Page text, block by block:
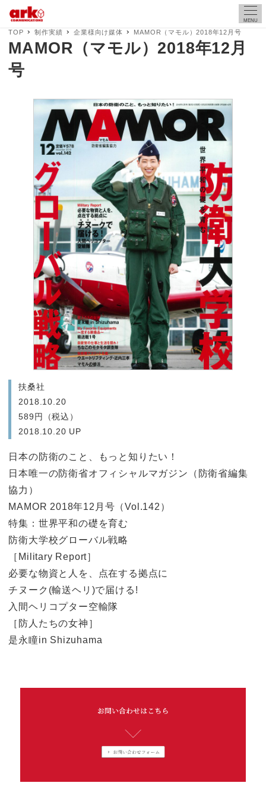
MENU
TOP 制作実績 企業様向け媒体 MAMOR（マモル）2018年12月号
MAMOR（マモル）2018年12月
号
扶桑社
2018.10.20
589円（税込）
2018.10.20 UP
日本の防衛のこと、もっと知りたい！
日本唯一の防衛省オフィシャルマガジン（防衛省編集
協力）
MAMOR 2018年12月号（Vol.142）
特集：世界平和の礎を育む
防衛大学校グローバル戦略
［Military Report］
必要な物資と人を、点在する拠点に
チヌーク(輸送ヘリ)で届ける!
入間ヘリコプター空輸隊
［防人たちの女神］
是永瞳in Shizuhama